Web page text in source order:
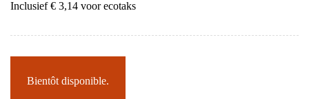
Inclusief € 3,14 voor ecotaks
Bientôt disponible.